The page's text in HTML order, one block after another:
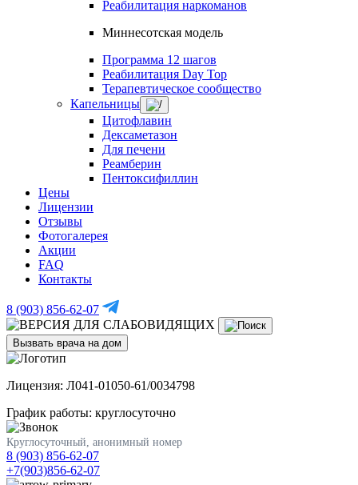
Реабилитация наркоманов
Миннесотская модель
Программа 12 шагов
Реабилитация Day Top
Терапевтическое сообщество
Капельницы
Цитофлавин
Дексаметазон
Для печени
Реамберин
Пентоксифиллин
Цены
Лицензии
Отзывы
Фотогалерея
Акции
FAQ
Контакты
8 (903) 856-62-07
Вызвать врача на дом
Лицензия: Л041-01050-61/0034798
График работы: круглосуточно
Круглосуточный, анонимный номер
8 (903) 856-62-07
+7(903)856-62-07